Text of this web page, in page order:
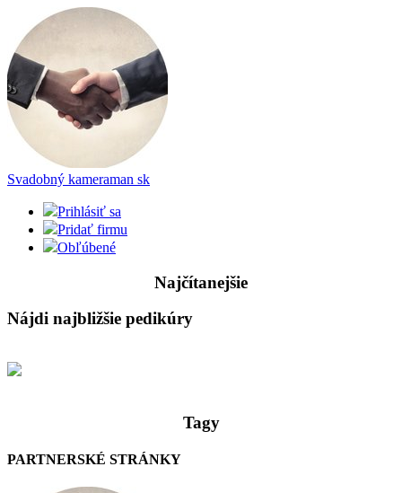
Svadobný kameraman sk
Prihlásiť sa
Pridať firmu
Obľúbené
Najčítanejšie
Nájdi najbližšie pedikúry
Tagy
PARTNERSKÉ STRÁNKY